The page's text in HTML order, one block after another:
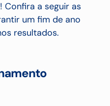
Confira a seguir as
um fim de ano
resultados.